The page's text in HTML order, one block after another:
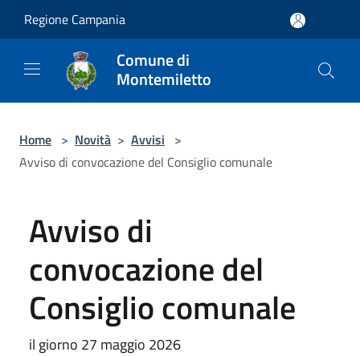
Regione Campania
Comune di
Montemiletto
Home > Novità > Avvisi >
Avviso di convocazione del Consiglio comunale
Avviso di
convocazione del
Consiglio comunale
il giorno 27 maggio 2026